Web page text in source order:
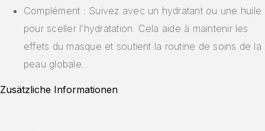
Complément : Suivez avec un hydratant ou une huile
pour sceller l’hydratation. Cela aide à maintenir les
effets du masque et soutient la routine de soins de la
peau globale.
Zusätzliche Informationen